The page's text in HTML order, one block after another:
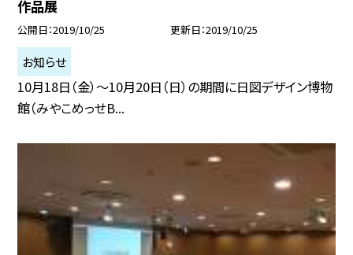
作品展
公開日 2019/10/25 更新日 2019/10/25
お知らせ
10月18日（金）〜10月20日（日）の期間に日図デザイン博物
館（みやこめっせB...